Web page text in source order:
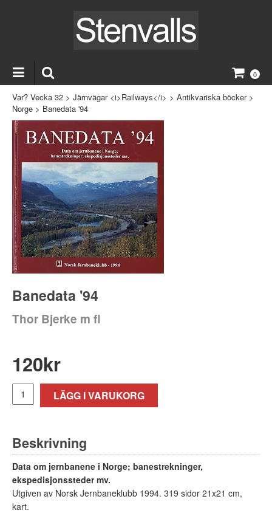
0
Var? Vecka 32 > Järnvägar <i>Railways</i> > Antikvariska böcker>
Norge > Banedata '94
Banedata '94
Thor Bjerke m fl
120kr
LÄGG I VARUKORG
Beskrivning
Data om jernbanene i Norge; banestrekninger,
ekspedisjonssteder mv.
Utgiven av Norsk Jernbaneklubb 1994. 319 sidor 21x21 cm,
kart.